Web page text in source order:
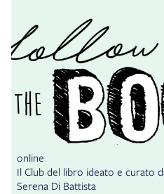
online
Il Club del libro ideato e curato
Serena Di Battista